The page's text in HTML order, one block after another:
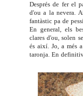
Després de fer el
d'ou a la nevera.
fantàstic pa de
En general, els
clares d'ou, solen
és així. Jo, a més
taronja. En